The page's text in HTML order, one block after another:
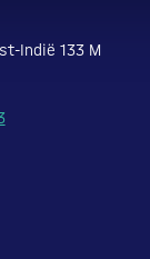
Indië 133 M